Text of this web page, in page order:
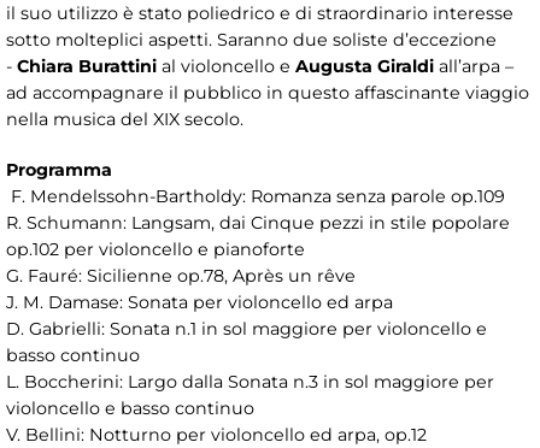
il suo utilizzo è stato poliedrico e di straordinario interesse
sotto molteplici aspetti. Saranno due soliste d’eccezione
- Chiara Burattini al violoncello e Augusta Giraldi all’arpa –
ad accompagnare il pubblico in questo affascinante viaggio
nella musica del XIX secolo.
Programma
F. Mendelssohn-Bartholdy: Romanza senza parole op.109
R. Schumann: Langsam, dai Cinque pezzi in stile popolare
op.102 per violoncello e pianoforte
G. Fauré: Sicilienne op.78, Après un rêve
J. M. Damase: Sonata per violoncello ed arpa
D. Gabrielli: Sonata n.1 in sol maggiore per violoncello e
basso continuo
L. Boccherini: Largo dalla Sonata n.3 in sol maggiore per
violoncello e basso continuo
V. Bellini: Notturno per violoncello ed arpa, op.12